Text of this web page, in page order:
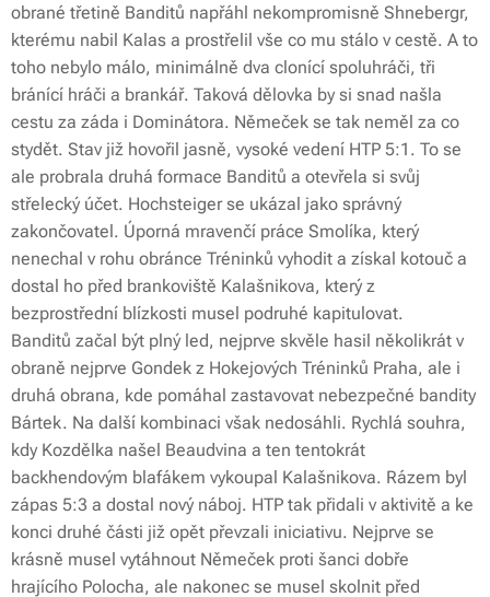
obrané třetině Banditů napřáhl nekompromisně Shnebergr,
kterému nabil Kalas a prostřelil vše co mu stálo v cestě. A to
toho nebylo málo, minimálně dva clonící spoluhráči, tři
bránící hráči a brankář. Taková dělovka by si snad našla
cestu za záda i Dominátora. Němeček se tak neměl za co
stydět. Stav již hovořil jasně, vysoké vedení HTP 5:1. To se
ale probrala druhá formace Banditů a otevřela si svůj
střelecký účet. Hochsteiger se ukázal jako správný
zakončovatel. Úporná mravenčí práce Smolíka, který
nenechal v rohu obránce Tréninků vyhodit a získal kotouč a
dostal ho před brankoviště Kalašnikova, který z
bezprostřední blízkosti musel podruhé kapitulovat.
Banditů začal být plný led, nejprve skvěle hasil několikrát v
obraně nejprve Gondek z Hokejových Tréninků Praha, ale i
druhá obrana, kde pomáhal zastavovat nebezpečné bandity
Bártek. Na další kombinaci však nedosáhli. Rychlá souhra,
kdy Kozdělka našel Beaudvina a ten tentokrát
backhendovým blafákem vykoupal Kalašnikova. Rázem byl
zápas 5:3 a dostal nový náboj. HTP tak přidali v aktivitě a ke
konci druhé části již opět převzali iniciativu. Nejprve se
krásně musel vytáhnout Němeček proti šanci dobře
hrajícího Polocha, ale nakonec se musel skolnit před